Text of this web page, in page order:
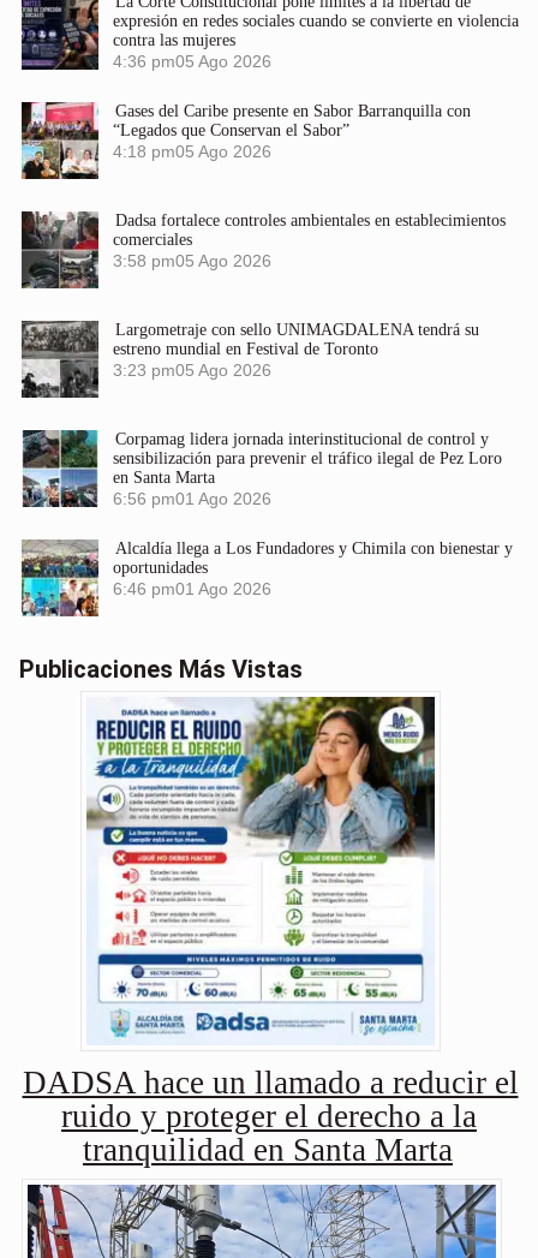
expresión en redes sociales cuando se convierte en violencia
contra las mujeres
4:36 pm05 Ago 2026
Gases del Caribe presente en Sabor Barranquilla con
“Legados que Conservan el Sabor”
4:18 pm05 Ago 2026
Dadsa fortalece controles ambientales en establecimientos
comerciales
3:58 pm05 Ago 2026
Largometraje con sello UNIMAGDALENA tendrá su
estreno mundial en Festival de Toronto
3:23 pm05 Ago 2026
Corpamag lidera jornada interinstitucional de control y
sensibilización para prevenir el tráfico ilegal de Pez Loro
en Santa Marta
6:56 pm01 Ago 2026
Alcaldía llega a Los Fundadores y Chimila con bienestar y
oportunidades
6:46 pm01 Ago 2026
Publicaciones Más Vistas
DADSA hace un llamado a reducir el
ruido y proteger el derecho a la
tranquilidad en Santa Marta